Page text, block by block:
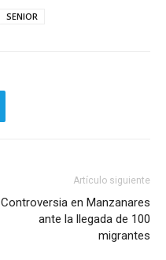
SENIOR
Artículo siguiente
Controversia en Manzanares
ante la llegada de 100
migrantes